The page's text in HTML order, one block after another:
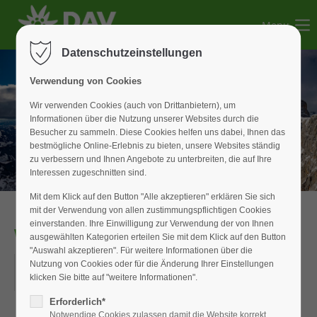
Der Eintrag "offcanvas-col2" existiert leider nicht.
Der Eintrag "offcanvas-col3" existiert leider nicht.
Der Eintrag "offcanvas-col4" existiert leider nicht.
Menu
WAN_Senioren
22.01.2026
ORT: WIESENSTRASSE IN WEISSENBURG
Datenschutzeinstellungen
Verwendung von Cookies
Wir verwenden Cookies (auch von Drittanbietern), um
Informationen über die Nutzung unserer Websites durch die
Besucher zu sammeln. Diese Cookies helfen uns dabei, Ihnen das
bestmögliche Online-Erlebnis zu bieten, unsere Websites ständig
zu verbessern und Ihnen Angebote zu unterbreiten, die auf Ihre
Interessen zugeschnitten sind.
Mit dem Klick auf den Button "Alle akzeptieren" erklären Sie sich
mit der Verwendung von allen zustimmungspflichtigen Cookies
einverstanden. Ihre Einwilligung zur Verwendung der von Ihnen
ausgewählten Kategorien erteilen Sie mit dem Klick auf den Button
"Auswahl akzeptieren". Für weitere Informationen über die
Nutzung von Cookies oder für die Änderung Ihrer Einstellungen
klicken Sie bitte auf "weitere Informationen".
Erforderlich*
Notwendige Cookies zulassen damit die Website korrekt